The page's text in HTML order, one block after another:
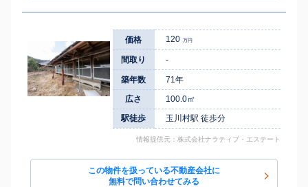
価格 120 万円
間取り -
築年数
71年
広さ
100.0㎡
駅徒歩
玉川村駅 徒歩分
情報提供元：株式会社ナラティブ・エステート
この物件を扱っている不動産会社に
無料で問い合わせてみる